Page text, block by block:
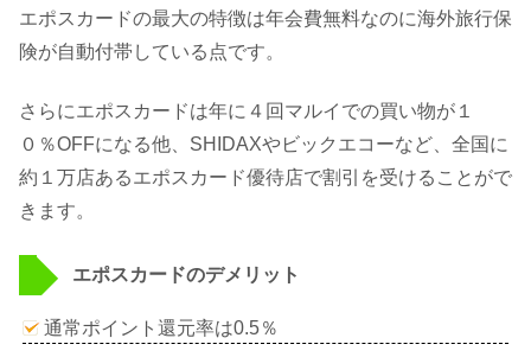
エポスカードの最大の特徴は年会費無料なのに海外旅行保
険が自動付帯している点です。
さらにエポスカードは年に４回マルイでの買い物が１
０％OFFになる他、SHIDAXやビックエコーなど、全国に
約１万店あるエポスカード優待店で割引を受けることがで
きます。
エポスカードのデメリット
通常ポイント還元率は0.5％